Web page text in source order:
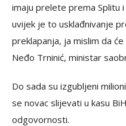
imaju prelete prema Splitu
uvijek je to usklađnivanje
preklapanja, ja mislim da
Neđo Trninić, ministar
Do sada su izgubljeni
se novac slijevati u kasu
odgovornosti.